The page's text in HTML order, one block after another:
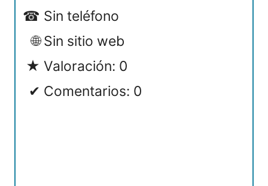
Sin teléfono
Sin sitio web
Valoración: 0
Comentarios: 0